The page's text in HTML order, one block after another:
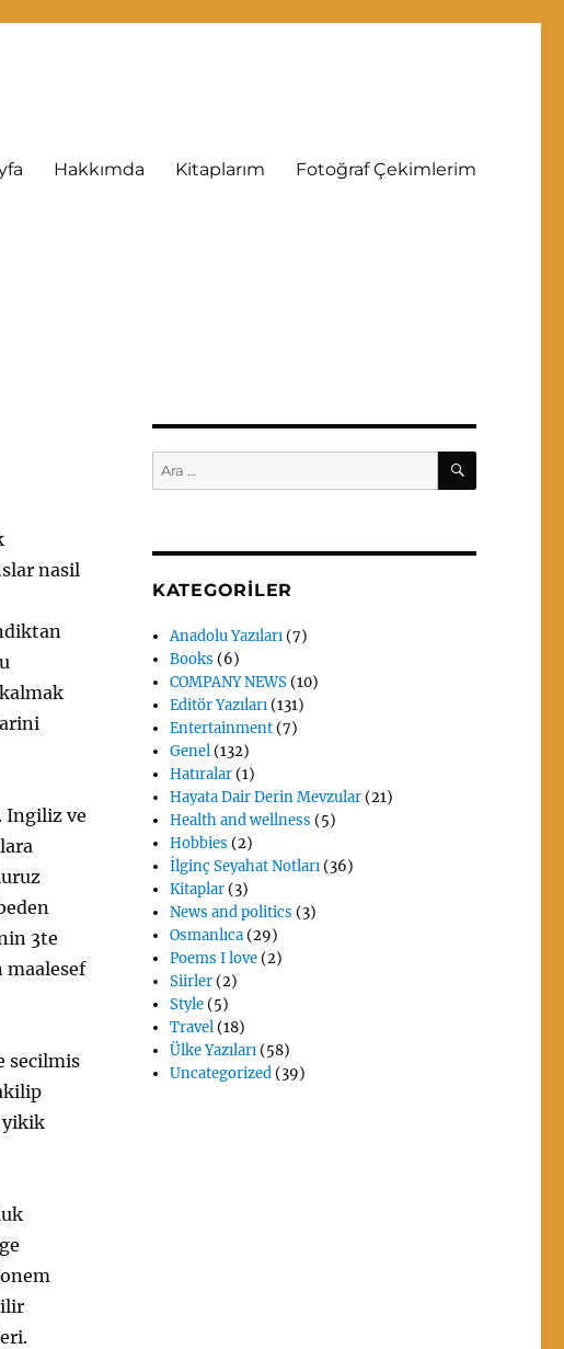
Hakkımda Kitaplarım Fotoğraf Çekimlerim
nasil
Ingiliz ve
3te
maalesef
secilmis
yikik
Ara: ARA
KATEGORILER
Anadolu Yazıları(7)
Books (6)
COMPANY NEWS(10)
Editör Yazıları(131)
Entertainment(7)
Genel(132)
Hatıralar(1)
Hayata Dair Derin Mevzular(21)
Health and wellness (5)
Hobbies (2)
İlginç Seyahat Notları(36)
Kitaplar(3)
News and politics (3)
Osmanlıca(29)
Poems I love(2)
Siirler(2)
Style(5)
Travel(18)
Ülke Yazıları(58)
Uncategorized(39)